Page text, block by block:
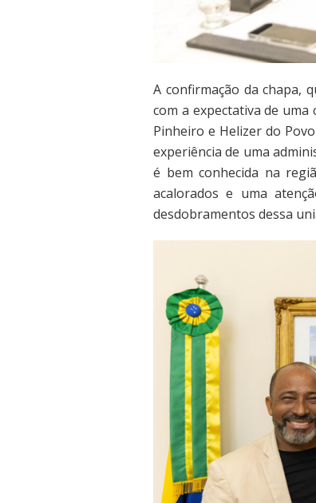
A confirmação da chapa,
com a expectativa de
Pinheiro e Helizer do
experiência de uma
é bem conhecida na
acalorados e uma
desdobramentos dessa